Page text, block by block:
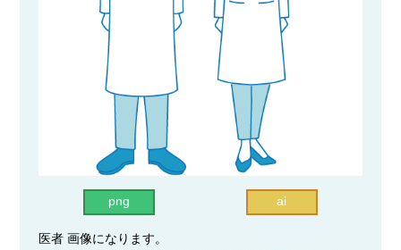
png ai
医者 画像になります。